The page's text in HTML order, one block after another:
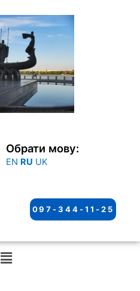
Обрати мову:
EN RU UK
097-344-11-25
Меню